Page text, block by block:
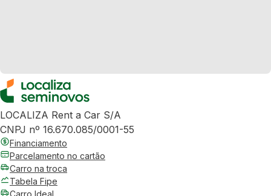
LOCALIZA Rent a Car S/A
CNPJ nº 16.670.085/0001-55
Financiamento
Parcelamento no cartão
Carro na troca
Tabela Fipe
Carro Ideal